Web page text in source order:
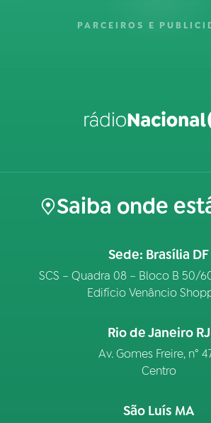
PARCEIROS E
Saiba onde
Sede: Brasília DF
SCS – Quadra 08 – Bloco B 50/
Edifício Venâncio
Rio de Janeiro RJ
Av. Gomes Freire, n°
Centro
São Luís MA